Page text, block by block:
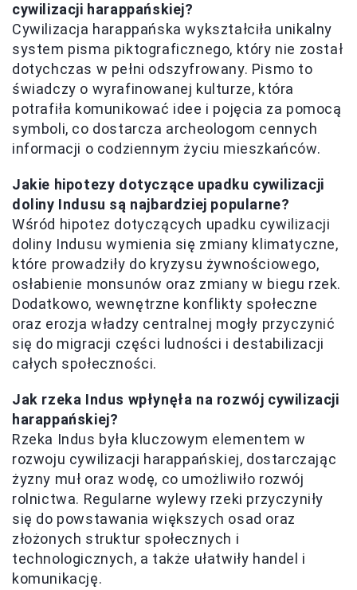
cywilizacji harappańskiej?
Cywilizacja harappańska wykształciła unikalny
system pisma piktograficznego, który nie został
dotychczas w pełni odszyfrowany. Pismo to
świadczy o wyrafinowanej kulturze, która
potrafiła komunikować idee i pojęcia za pomocą
symboli, co dostarcza archeologom cennych
informacji o codziennym życiu mieszkańców.
Jakie hipotezy dotyczące upadku cywilizacji
doliny Indusu są najbardziej popularne?
Wśród hipotez dotyczących upadku cywilizacji
doliny Indusu wymienia się zmiany klimatyczne,
które prowadziły do kryzysu żywnościowego,
osłabienie monsunów oraz zmiany w biegu rzek.
Dodatkowo, wewnętrzne konflikty społeczne
oraz erozja władzy centralnej mogły przyczynić
się do migracji części ludności i destabilizacji
całych społeczności.
Jak rzeka Indus wpłynęła na rozwój cywilizacji
harappańskiej?
Rzeka Indus była kluczowym elementem w
rozwoju cywilizacji harappańskiej, dostarczając
żyzny muł oraz wodę, co umożliwiło rozwój
rolnictwa. Regularne wylewy rzeki przyczyniły
się do powstawania większych osad oraz
złożonych struktur społecznych i
technologicznych, a także ułatwiły handel i
komunikację.